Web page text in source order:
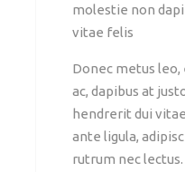
molestie non
vitae felis
Donec metus
ac, dapibus at
hendrerit dui
ante ligula,
rutrum nec